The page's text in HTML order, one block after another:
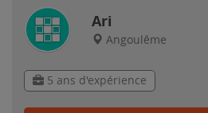
Ari
Angoulême
5 ans d'expérience